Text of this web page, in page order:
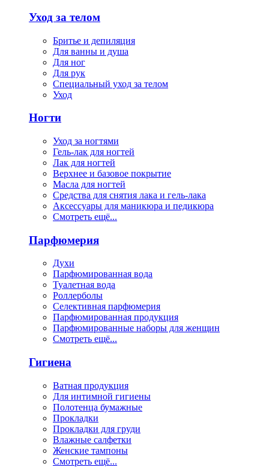
Уход за телом
Бритье и депиляция
Для ванны и душа
Для ног
Для рук
Специальный уход за телом
Уход
Ногти
Уход за ногтями
Гель-лак для ногтей
Лак для ногтей
Верхнее и базовое покрытие
Масла для ногтей
Средства для снятия лака и гель-лака
Аксессуары для маникюра и педикюра
Смотреть ещё...
Парфюмерия
Духи
Парфюмированная вода
Туалетная вода
Роллерболы
Селективная парфюмерия
Парфюмированная продукция
Парфюмированные наборы для женщин
Смотреть ещё...
Гигиена
Ватная продукция
Для интимной гигиены
Полотенца бумажные
Прокладки
Прокладки для груди
Влажные салфетки
Женские тампоны
Смотреть ещё...